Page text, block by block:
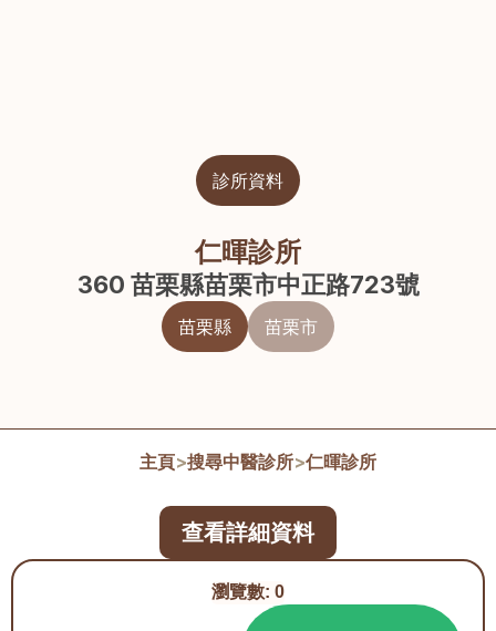
診所資料
仁暉診所
360 苗栗縣苗栗市中正路723號
苗栗縣 苗栗市
主頁>搜尋中醫診所>仁暉診所
瀏覽數: 0
查看詳細資料